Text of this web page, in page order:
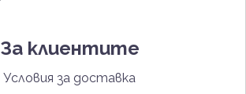
За клиентите
Условия за доставка